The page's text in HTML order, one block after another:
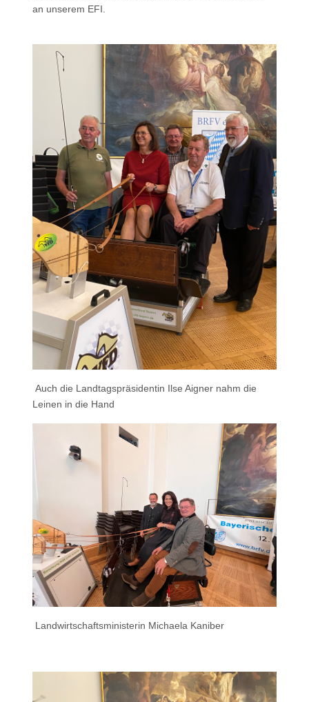
an unserem EFI.
Auch die Landtagspräsidentin Ilse Aigner nahm die
Leinen in die Hand
Landwirtschaftsministerin Michaela Kaniber